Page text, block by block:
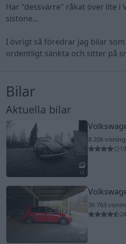
Har "dessvärre" råkat över lite i
sistone...
I övrigt så föredrar jag bilar
ordentligt sänkta och sitter på
Bilar
Aktuella bilar
13
8 206
19
36 763